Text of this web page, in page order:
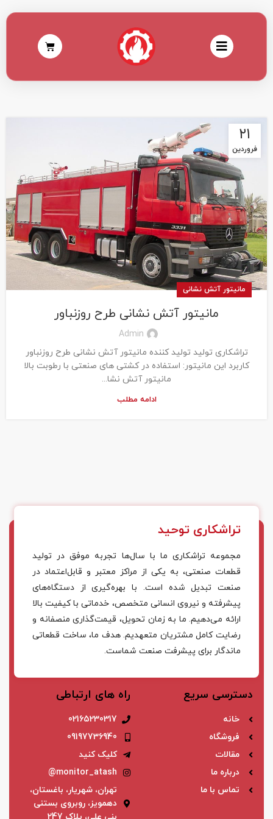
۲۱
فروردین
مانیتور آتش نشانی
مانیتور آتش نشانی طرح روزنباور
Admin
تراشکاری تولید تولید کننده مانیتور آتش نشانی طرح روزنباور
کاربرد این مانیتور: استفاده در کشتی های صنعتی با رطوبت بالا
مانیتور آتش نشا...
ادامه مطلب
تراشکاری توحید
مجموعه تراشکاری ما با سال‌ها تجربه موفق در تولید
قطعات صنعتی، به یکی از مراکز معتبر و قابل‌اعتماد در
صنعت تبدیل شده است. با بهره‌گیری از دستگاه‌های
پیشرفته و نیروی انسانی متخصص، خدماتی با کیفیت بالا
ارائه می‌دهیم. ما به زمان تحویل، قیمت‌گذاری منصفانه و
رضایت کامل مشتریان متعهدیم. هدف ما، ساخت قطعاتی
ماندگار برای پیشرفت صنعت شماست.
دسترسی سریع
خانه
فروشگاه
مقالات
درباره ما
تماس با ما
راه های ارتباطی
02165230317
09197736940
کلیک کنید
monitor_atash@
تهران، شهریار، باغستان،
دهمویز، روبروی بستنی
بنی علی، پلاک 247